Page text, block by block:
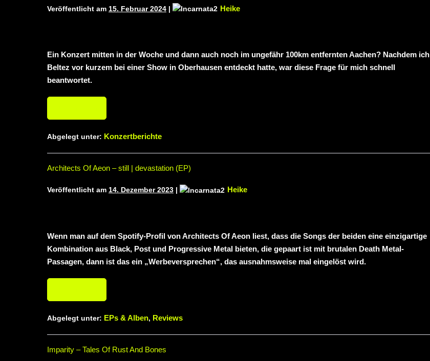
Veröffentlicht am 15. Februar 2024 | Heike
Ein Konzert mitten in der Woche und dann auch noch im ungefähr 100km entfernten Aachen? Nachdem ich
Beltez vor kurzem bei einer Show in Oberhausen entdeckt hatte, war diese Frage für mich schnell
beantwortet.
Abgelegt unter: Konzertberichte
Architects Of Aeon – still | devastation (EP)
Veröffentlicht am 14. Dezember 2023 | Heike
Wenn man auf dem Spotify-Profil von Architects Of Aeon liest, dass die Songs der beiden eine einzigartige
Kombination aus Black, Post und Progressive Metal bieten, die gepaart ist mit brutalen Death Metal-
Passagen, dann ist das ein „Werbeversprechen“, das ausnahmsweise mal eingelöst wird.
Abgelegt unter: EPs & Alben, Reviews
Imparity – Tales Of Rust And Bones